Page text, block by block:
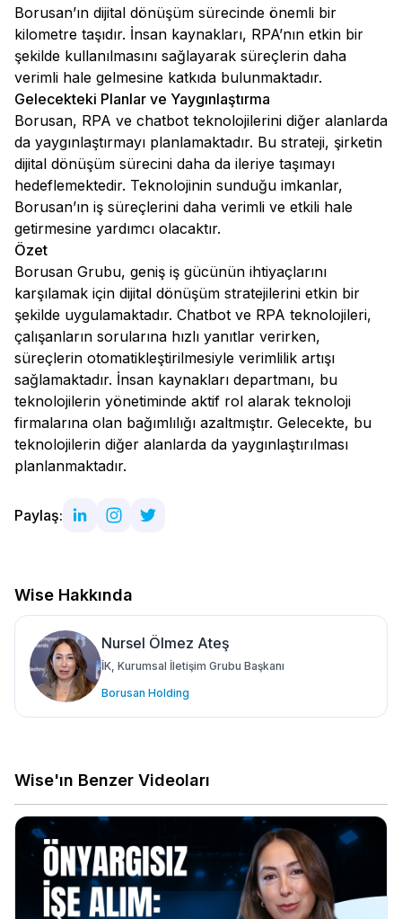
Borusan’ın dijital dönüşüm sürecinde önemli bir
kilometre taşıdır. İnsan kaynakları, RPA’nın etkin bir
şekilde kullanılmasını sağlayarak süreçlerin daha
verimli hale gelmesine katkıda bulunmaktadır.
Gelecekteki Planlar ve Yaygınlaştırma
Borusan, RPA ve chatbot teknolojilerini diğer alanlarda
da yaygınlaştırmayı planlamaktadır. Bu strateji, şirketin
dijital dönüşüm sürecini daha da ileriye taşımayı
hedeflemektedir. Teknolojinin sunduğu imkanlar,
Borusan’ın iş süreçlerini daha verimli ve etkili hale
getirmesine yardımcı olacaktır.
Özet
Borusan Grubu, geniş iş gücünün ihtiyaçlarını
karşılamak için dijital dönüşüm stratejilerini etkin bir
şekilde uygulamaktadır. Chatbot ve RPA teknolojileri,
çalışanların sorularına hızlı yanıtlar verirken,
süreçlerin otomatikleştirilmesiyle verimlilik artışı
sağlamaktadır. İnsan kaynakları departmanı, bu
teknolojilerin yönetiminde aktif rol alarak teknoloji
firmalarına olan bağımlılığı azaltmıştır. Gelecekte, bu
teknolojilerin diğer alanlarda da yaygınlaştırılması
planlanmaktadır.
Paylaş:
Wise Hakkında
Nursel Ölmez Ateş
İK, Kurumsal İletişim Grubu Başkanı
Borusan Holding
Wise'ın Benzer Videoları